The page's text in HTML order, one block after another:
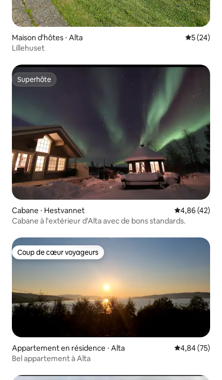
Maison d'hôtes ⋅ Alta
5 (24)
Lillehuset
Superhôte
Superhôte
Cabane ⋅ Hestvannet Évaluation
4,86 (42)
Cabane à l'extérieur d'Alta avec de bons standards.
Coup de cœur voyageurs
Coup de cœur voyageurs
Appartement en résidence ⋅ Alta Évaluation
4,84 (75)
Bel appartement à Alta